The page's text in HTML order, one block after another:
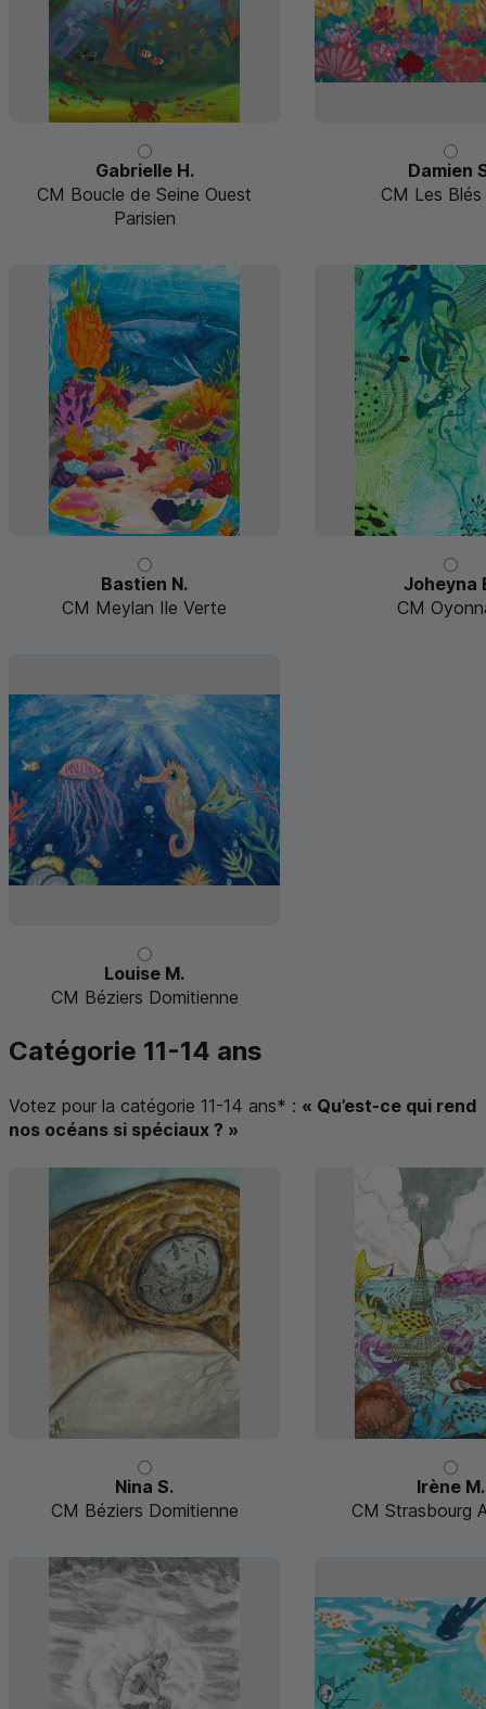
Gabrielle H.
CM Boucle de Seine Ouest
Parisien
Damien
CM Les
Bastien N.
CM Meylan Ile Verte
Joheyna
CM
Louise M.
CM Béziers Domitienne
Catégorie 11-14 ans
Votez pour la catégorie 11-14 ans* : « Qu’est-ce qui rend
nos océans si spéciaux ? »
Nina S.
CM Béziers Domitienne
Irène M.
CM Strasbourg